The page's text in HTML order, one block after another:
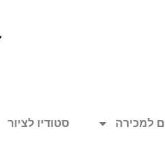
למכירה סטודיו לציור